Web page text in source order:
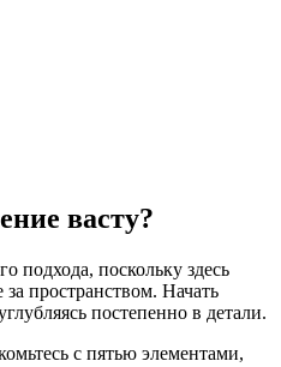
васту?
подхода, поскольку здесь
пространством. Начать
постепенно в детали.
с пятью элементами,